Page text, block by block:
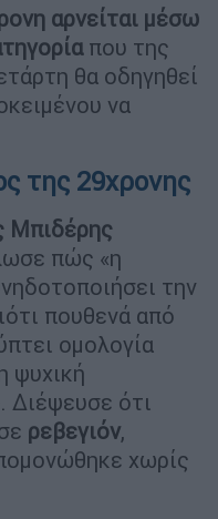
αρνείται μέσω
που της
θα οδηγηθεί
να
της 29χρονης
Μπιδέρης
πώς «η
την
πουθενά από
ομολογία
ψυχική
Διέψευσε ότι
ρεβεγιόν,
χωρίς